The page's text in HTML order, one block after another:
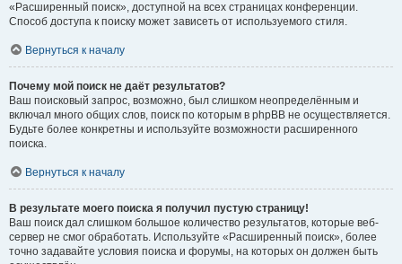
«Расширенный поиск», доступной на всех страницах конференции.
Способ доступа к поиску может зависеть от используемого стиля.
Вернуться к началу
Почему мой поиск не даёт результатов?
Ваш поисковый запрос, возможно, был слишком неопределённым и
включал много общих слов, поиск по которым в phpBB не осуществляется.
Будьте более конкретны и используйте возможности расширенного
поиска.
Вернуться к началу
В результате моего поиска я получил пустую страницу!
Ваш поиск дал слишком большое количество результатов, которые веб-
сервер не смог обработать. Используйте «Расширенный поиск», более
точно задавайте условия поиска и форумы, на которых он должен быть